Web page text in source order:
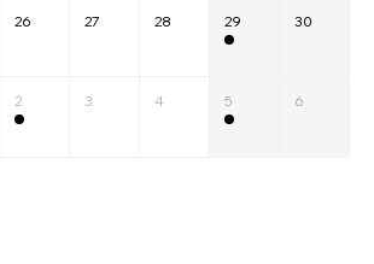
26 27 28 29 30
2 3 4 5 6